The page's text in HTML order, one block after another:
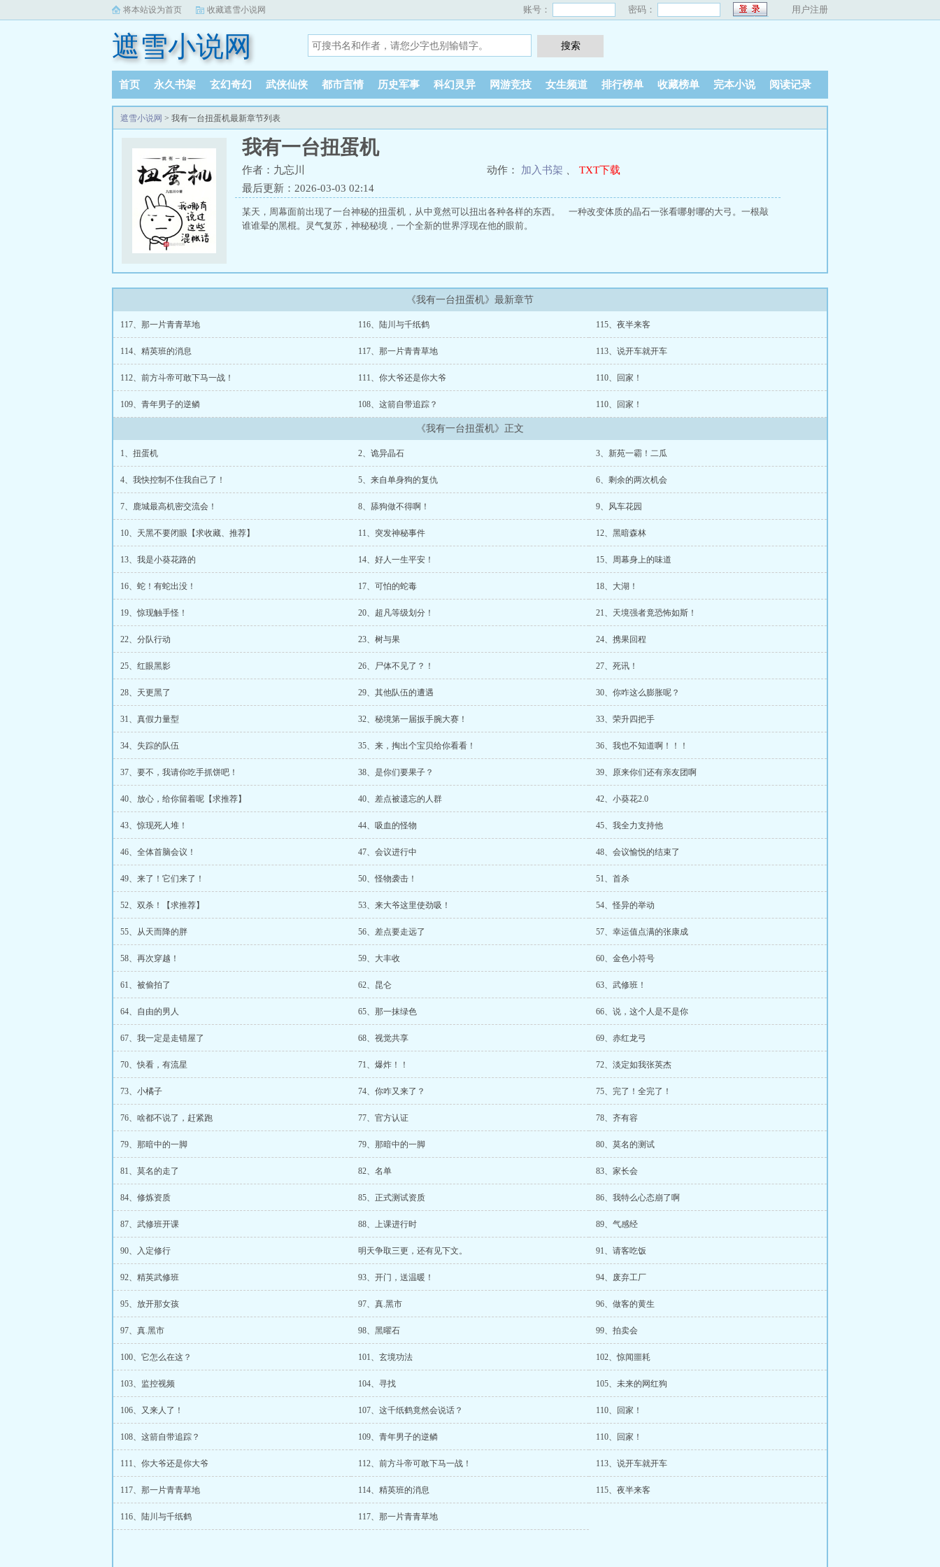
将本站设为首页 收藏遮雪小说网 账号： 密码： 用户注册
遮雪小说网
首页 永久书架 玄幻奇幻 武侠仙侠 都市言情 历史军事 科幻灵异 网游竞技 女生频道 排行榜单 收藏榜单 完本小说 阅读记录
遮雪小说网 > 我有一台扭蛋机最新章节列表
我有一台扭蛋机
作者：九忘川 动作： 加入书架
TXT下载
最后更新：2026-03-03 02:14
某天，周幕面前出现了一台神秘的扭蛋机，从中竟然可以扭出各种各样的东西。 一种改变体质的晶石一张看哪射哪的大弓。一根敲
谁谁晕的黑棍。灵气复苏，神秘秘境，一个全新的世界浮现在他的眼前。
《我有一台扭蛋机》最新章节
117、那一片青青草地 116、陆川与千纸鹤 115、夜半来客
114、精英班的消息 117、那一片青青草地 113、说开车就开车
112、前方斗帝可敢下马一战！ 111、你大爷还是你大爷 110、回家！
109、青年男子的逆鳞 108、这箭自带追踪？ 110、回家！
《我有一台扭蛋机》正文
1、扭蛋机 2、诡异晶石 3、新苑一霸！二瓜
4、我快控制不住我自己了！ 5、来自单身狗的复仇 6、剩余的两次机会
7、鹿城最高机密交流会！ 8、舔狗做不得啊！ 9、风车花园
10、天黑不要闭眼【求收藏、推荐】 11、突发神秘事件 12、黑暗森林
13、我是小葵花路的 14、好人一生平安！ 15、周幕身上的味道
16、蛇！有蛇出没！ 17、可怕的蛇毒 18、大湖！
19、惊现触手怪！ 20、超凡等级划分！ 21、天境强者竟恐怖如斯！
22、分队行动 23、树与果 24、携果回程
25、红眼黑影 26、尸体不见了？！ 27、死讯！
28、天更黑了 29、其他队伍的遭遇 30、你咋这么膨胀呢？
31、真假力量型 32、秘境第一届扳手腕大赛！ 33、荣升四把手
34、失踪的队伍 35、来，掏出个宝贝给你看看！ 36、我也不知道啊！！！
37、要不，我请你吃手抓饼吧！ 38、是你们要果子？ 39、原来你们还有亲友团啊
40、放心，给你留着呢【求推荐】 40、差点被遗忘的人群 42、小葵花2.0
43、惊现死人堆！ 44、吸血的怪物 45、我全力支持他
46、全体首脑会议！ 47、会议进行中 48、会议愉悦的结束了
49、来了！它们来了！ 50、怪物袭击！ 51、首杀
52、双杀！【求推荐】 53、来大爷这里使劲吸！ 54、怪异的举动
55、从天而降的胖 56、差点要走远了 57、幸运值点满的张康成
58、再次穿越！ 59、大丰收 60、金色小符号
61、被偷拍了 62、昆仑 63、武修班！
64、自由的男人 65、那一抹绿色 66、说，这个人是不是你
67、我一定是走错屋了 68、视觉共享 69、赤红龙弓
70、快看，有流星 71、爆炸！！ 72、淡定如我张英杰
73、小橘子 74、你咋又来了？ 75、完了！全完了！
76、啥都不说了，赶紧跑 77、官方认证 78、齐有容
79、那暗中的一脚 79、那暗中的一脚 80、莫名的测试
81、莫名的走了 82、名单 83、家长会
84、修炼资质 85、正式测试资质 86、我特么心态崩了啊
87、武修班开课 88、上课进行时 89、气感经
90、入定修行 明天争取三更，还有见下文。 91、请客吃饭
92、精英武修班 93、开门，送温暖！ 94、废弃工厂
95、放开那女孩 97、真.黑市 96、做客的黄生
97、真.黑市 98、黑曜石 99、拍卖会
100、它怎么在这？ 101、玄境功法 102、惊闻噩耗
103、监控视频 104、寻找 105、未来的网红狗
106、又来人了！ 107、这千纸鹤竟然会说话？ 110、回家！
108、这箭自带追踪？ 109、青年男子的逆鳞 110、回家！
111、你大爷还是你大爷 112、前方斗帝可敢下马一战！ 113、说开车就开车
117、那一片青青草地 114、精英班的消息 115、夜半来客
116、陆川与千纸鹤 117、那一片青青草地